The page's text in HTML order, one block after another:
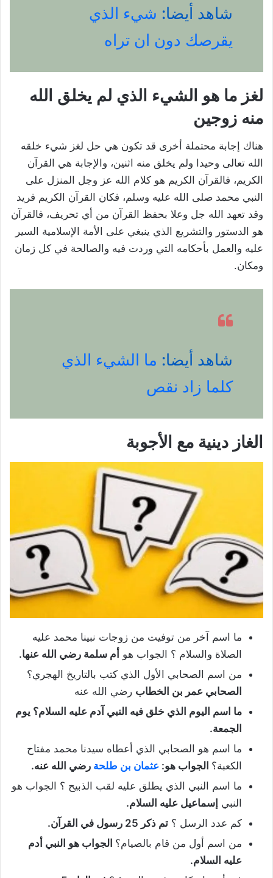
شاهد أيضا: شيء الذي
يقرصك دون ان تراه
لغز ما هو الشيء الذي لم يخلق الله
منه زوجين
هناك إجابة محتملة أخرى قد تكون هي حل لغز شيء خلقه
الله تعالى وحيدا ولم يخلق منه اثنين، والإجابة هي القرآن
الكريم، فالقرآن الكريم هو كلام الله عز وجل المنزل على
النبي محمد صلى الله عليه وسلم، فكان القرآن الكريم فريد
وقد تعهد الله جل وعلا بحفظ القرآن من أي تحريف، فالقرآن
هو الدستور والتشريع الذي ينبغي على الأمة الإسلامية السير
عليه والعمل بأحكامه التي وردت فيه والصالحة في كل زمان
ومكان.
شاهد أيضا: ما الشيء الذي
كلما زاد نقص
الغاز دينية مع الأجوبة
ما اسم آخر من توفيت من زوجات نبينا محمد عليه
الصلاة والسلام ؟ الجواب هو أم سلمة رضي الله عنها.
من اسم الصحابي الأول الذي كتب بالتاريخ الهجري؟
الصحابي عمر بن الخطاب رضي الله عنه
ما اسم اليوم الذي خلق فيه النبي آدم عليه السلام؟ يوم
الجمعة.
ما اسم هو الصحابي الذي أعطاه سيدنا محمد مفتاح
الكعبة؟ الجواب هو: عثمان بن طلحة رضي الله عنه.
ما اسم النبي الذي يطلق عليه لقب الذبيح ؟ الجواب هو
النبي إسماعيل عليه السلام.
كم عدد الرسل ؟ تم ذكر 25 رسول في القرآن.
من اسم أول من قام بالصيام؟ الجواب هو النبي أدم
عليه السلام.